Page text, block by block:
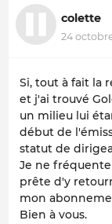
colette
24 octobre
Si, tout à fait la
et j'ai trouvé
un milieu lui
début de
statut de
Je ne
prête d'y
mon
Bien à vous.